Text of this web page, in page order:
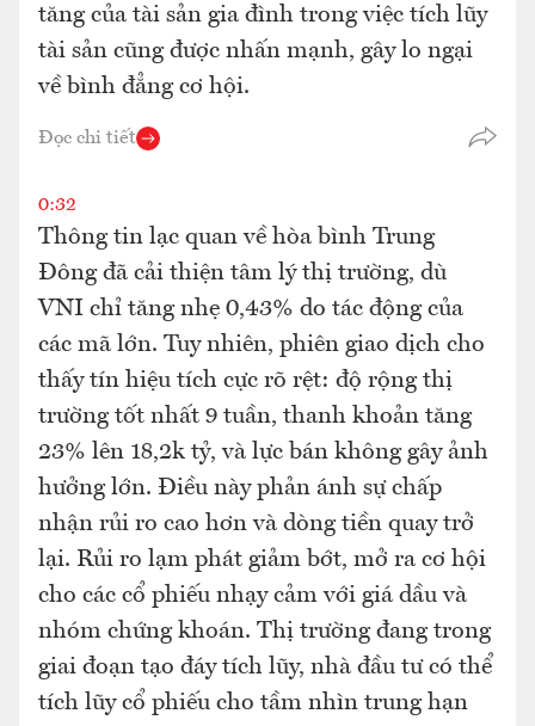
tăng của tài sản gia đình trong việc tích lũy
tài sản cũng được nhấn mạnh, gây lo ngại
về bình đẳng cơ hội.
Đọc chi tiết
0:32
Thông tin lạc quan về hòa bình Trung
Đông đã cải thiện tâm lý thị trường, dù
VNI chỉ tăng nhẹ 0,43% do tác động của
các mã lớn. Tuy nhiên, phiên giao dịch cho
thấy tín hiệu tích cực rõ rệt: độ rộng thị
trường tốt nhất 9 tuần, thanh khoản tăng
23% lên 18,2k tỷ, và lực bán không gây ảnh
hưởng lớn. Điều này phản ánh sự chấp
nhận rủi ro cao hơn và dòng tiền quay trở
lại. Rủi ro lạm phát giảm bớt, mở ra cơ hội
cho các cổ phiếu nhạy cảm với giá dầu và
nhóm chứng khoán. Thị trường đang trong
giai đoạn tạo đáy tích lũy, nhà đầu tư có thể
tích lũy cổ phiếu cho tầm nhìn trung hạn